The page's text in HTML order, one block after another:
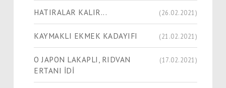
HATIRALAR KALIR... (26.02.2021)
KAYMAKLI EKMEK KADAYIFI (21.02.2021)
O JAPON LAKAPLI, RIDVAN
ERTANI İDİ
(17.02.2021)